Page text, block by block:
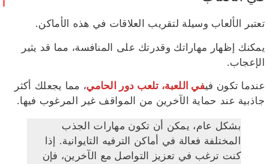
تعتبر الألعاب وسيلة لتقريب العلاقات في هذه الأماكن.
يمكنك إظهار مهاراتك وقدرتك على المنافسة، مما قد يثير
الإعجاب.
عندما تكون فيفي اللعبة، تلعب دور الحامي، مما يجعلك أكثر
جاذبية عند حماية الآخرين من المواقف غير المرغوب فيها.
بشكل عام، يمكن أن تكون مهارات الجذب
المختلفة فعالة في أماكن الترفيه التايوانية. إذا
كنت ترغب في تعزيز التواصل مع الآخرين، فإن